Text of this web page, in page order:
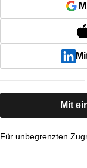
Mit
Für unbegrenzten